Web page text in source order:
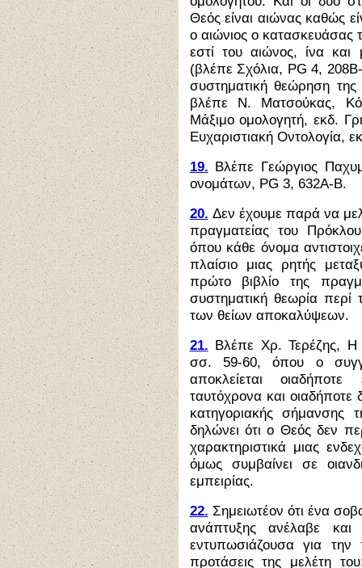
Θεός είναι αιώνας καθώς
ο αιώνιος ο κατασκευάσας
εστί του αιώνος, ίνα
(βλέπε Σχόλια, PG 4,
συστηματική θεώρηση
βλέπε Ν. Ματσούκας,
Μάξιμο ομολογητή, εκδ.
Ευχαριστιακή Οντολογία,
19.
Βλέπε Γεώργιος
ονομάτων, PG 3, 632Α-Β.
20. Δεν έχουμε παρά να
πραγματείας του
όπου κάθε όνομα
πλαίσιο μιας ρητής
πρώτο βιβλίο της
συστηματική θεωρία
των θείων αποκαλύψεων.
21.
Βλέπε Χρ. Τερέζης, Η
σσ. 59-60, όπου ο
αποκλείεται
ταυτόχρονα και οιαδήποτε
κατηγοριακής
δηλώνει ότι ο Θεός δεν
χαρακτηριστικά μιας
όμως συμβαίνει σε
εμπειρίας.
22. Σημειωτέον ότι ένα
ανάπτυξης ανέλαβε
εντυπωσιάζουσα για την
προτάσεις της μελέτη